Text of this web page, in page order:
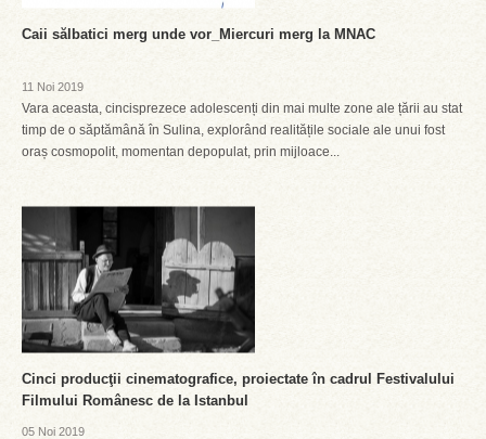
Caii sălbatici merg unde vor_Miercuri merg la MNAC
11 Noi 2019
Vara aceasta, cincisprezece adolescenți din mai multe zone ale țării au stat
timp de o săptămână în Sulina, explorând realitățile sociale ale unui fost
oraș cosmopolit, momentan depopulat, prin mijloace...
Cinci producţii cinematografice, proiectate în cadrul Festivalului
Filmului Românesc de la Istanbul
05 Noi 2019